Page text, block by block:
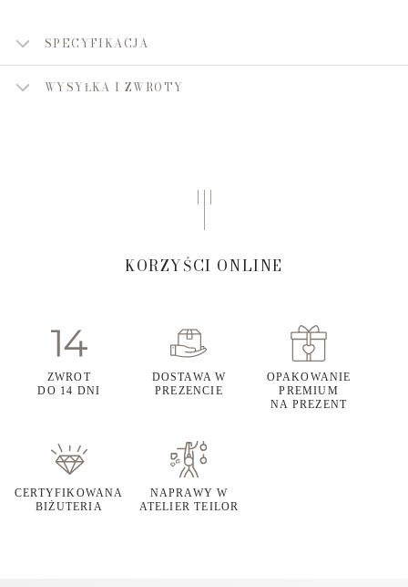
SPECYFIKACJA
WYSYŁKA I ZWROTY
KORZYŚCI ONLINE
ZWROT
DO 14 DNI
DOSTAWA W
PREZENCIE
OPAKOWANIE
PREMIUM
NA PREZENT
CERTYFIKOWANA
BIŻUTERIA
NAPRAWY W
ATELIER TEILOR